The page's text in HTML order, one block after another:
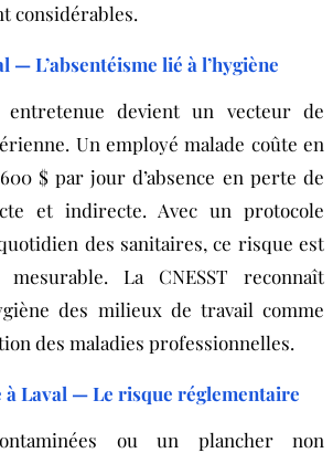
considérables.
— L’absentéisme lié à l’hygiène
devient un vecteur de
Un employé malade coûte en
$ par jour d’absence en perte de
et indirecte. Avec un protocole
des sanitaires, ce risque est
La CNESST reconnaît
des milieux de travail comme
des maladies professionnelles.
à Laval — Le risque réglementaire
ou un plancher non